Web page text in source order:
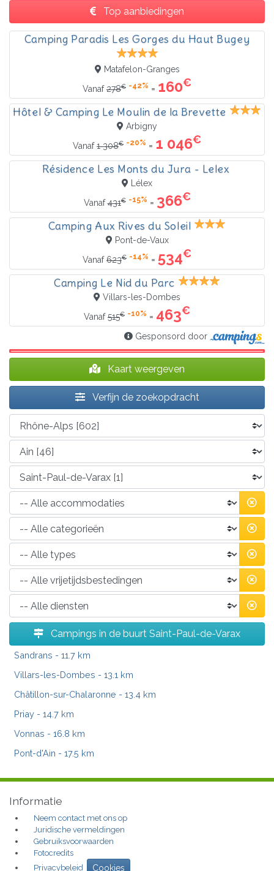
Top aanbiedingen
Camping Paradis Les Gorges du Haut Bugey
Matafelon-Granges
Vanaf278€ -42% = 160€
Hôtel & Camping Le Moulin de la Brevette
Arbigny
Vanaf1 308€ -20% = 1 046€
Résidence Les Monts du Jura - Lelex
Lélex
Vanaf431€ -15% = 366€
Camping Aux Rives du Soleil
Pont-de-Vaux
Vanaf623€ -14% = 534€
Camping Le Nid du Parc
Villars-les-Dombes
Vanaf515€ -10% = 463€
Gesponsord door
Kaart weergeven
Verfijn de zoekopdracht
Campings in de buurt Saint-Paul-de-Varax
Sandrans - 11.7 km
Villars-les-Dombes - 13.1 km
Châtillon-sur-Chalaronne - 13.4 km
Priay - 14.7 km
Vonnas - 16.8 km
Pont-d'Ain - 17.5 km
Informatie
Neem contact met ons op
Juridische vermeldingen
Gebruiksvoorwaarden
Fotocredits
Privacybeleid
Cookies